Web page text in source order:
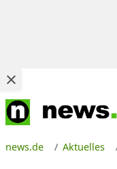
news.de Aktuelles